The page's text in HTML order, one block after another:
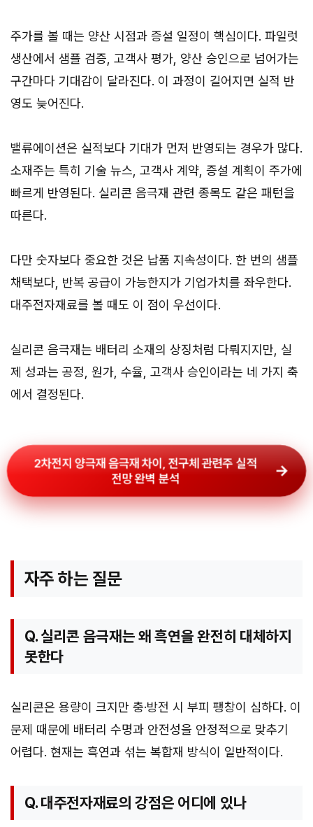
주가를 볼 때는 양산 시점과 증설 일정이 핵심이다. 파일럿
생산에서 샘플 검증, 고객사 평가, 양산 승인으로 넘어가는
구간마다 기대감이 달라진다. 이 과정이 길어지면 실적 반
영도 늦어진다.
밸류에이션은 실적보다 기대가 먼저 반영되는 경우가 많다.
소재주는 특히 기술 뉴스, 고객사 계약, 증설 계획이 주가에
빠르게 반영된다. 실리콘 음극재 관련 종목도 같은 패턴을
따른다.
다만 숫자보다 중요한 것은 납품 지속성이다. 한 번의 샘플
채택보다, 반복 공급이 가능한지가 기업가치를 좌우한다.
대주전자재료를 볼 때도 이 점이 우선이다.
실리콘 음극재는 배터리 소재의 상징처럼 다뤄지지만, 실
제 성과는 공정, 원가, 수율, 고객사 승인이라는 네 가지 축
에서 결정된다.
2차전지 양극재 음극재 차이, 전구체 관련주 실적
전망 완벽 분석
자주 하는 질문
Q. 실리콘 음극재는 왜 흑연을 완전히 대체하지
못한다
실리콘은 용량이 크지만 충·방전 시 부피 팽창이 심하다. 이
문제 때문에 배터리 수명과 안전성을 안정적으로 맞추기
어렵다. 현재는 흑연과 섞는 복합재 방식이 일반적이다.
Q. 대주전자재료의 강점은 어디에 있나